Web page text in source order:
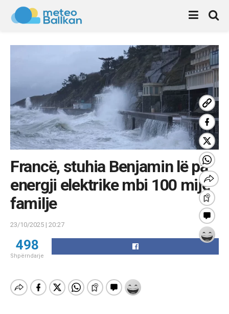
Francë, stuhia Benjamin lë pa
energji elektrike mbi 100 mijë
familje
23/10/2025 | 20:27
498
Shpërndarje